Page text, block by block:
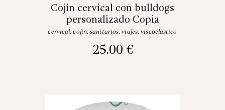
Cojín cervical con bulldogs
personalizado Copia
cervical,cojin,sanitarios,viajes,viscoelastico
25.00 €